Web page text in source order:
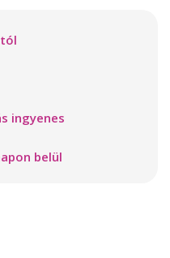
ingyenes
belül